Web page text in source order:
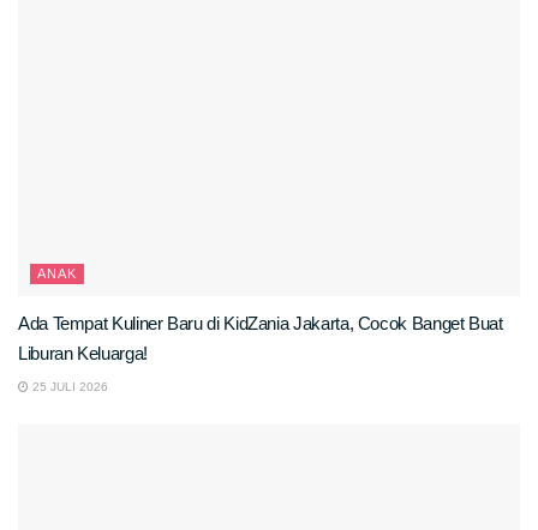
ANAK
Ada Tempat Kuliner Baru di KidZania Jakarta, Cocok Banget Buat
Liburan Keluarga!
25 JULI 2026